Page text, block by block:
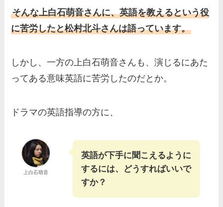
そんな上白石萌音さんに、英語を教えるという役
に苦労したと松村北斗さんは語っています。
しかし、一方の上白石萌音さんも、演じるにあた
ってある意味英語に苦労したのだとか。
ドラマの英語指導の方に、
上白石萌音
英語が下手に聞こえるように
するには、どうすればいいで
すか？